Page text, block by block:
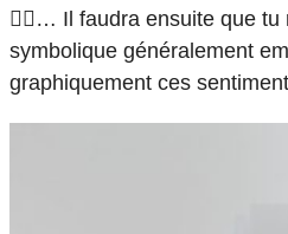
🧘‍♀️ … Il faudra ensuite que tu
symbolique généralement
graphiquement ces